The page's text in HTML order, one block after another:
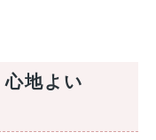
地よい